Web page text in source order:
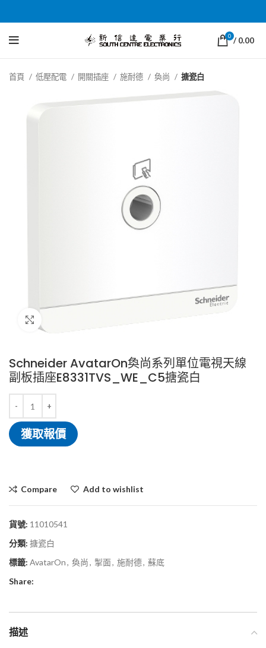
0 / 0.00
首頁 低壓配電 開關插座 施耐德 奐尚 搪瓷白
Schneider AvatarOn奐尚系列單位電視天線
副板插座E8331TVS_WE_C5搪瓷白
獲取報價
Compare Add to wishlist
貨號: 11010541
分類: 搪瓷白
標籤: AvatarOn, 奐尚, 掣面, 施耐德, 蘇底
Share:
描述